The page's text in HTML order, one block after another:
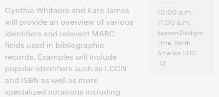
Cynthia Whitacre and Kate James
will provide an overview of various
identifiers and relevant MARC
fields used in bibliographic
records. Examples will include
popular identifiers such as LCCN
and ISBN as well as more
specialized notations including
10:00 a.m. –
11:00 a.m.
Eastern Daylight
Time, North
America [UTC
-4]